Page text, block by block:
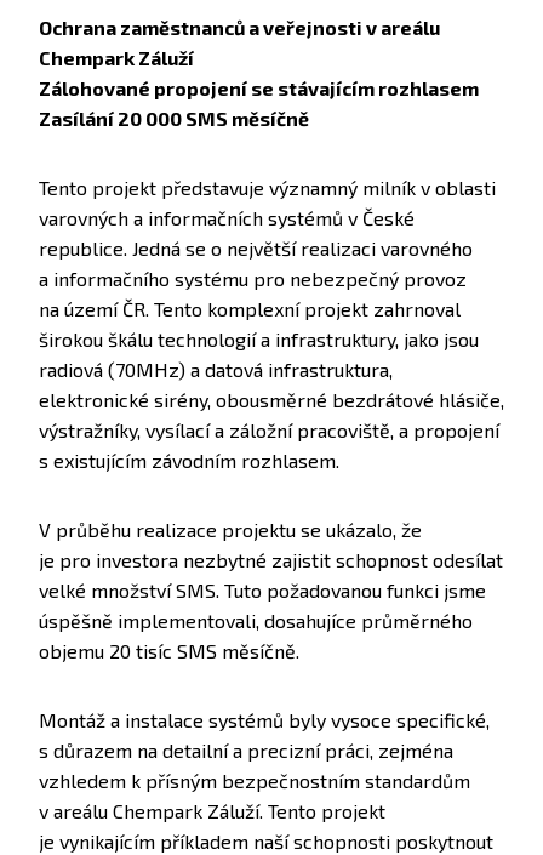
Ochrana zaměstnanců a veřejnosti v areálu
Chempark Záluží
Zálohované propojení se stávajícím rozhlasem
Zasílání 20 000 SMS měsíčně
Tento projekt představuje významný milník v oblasti
varovných a informačních systémů v České
republice. Jedná se o největší realizaci varovného
a informačního systému pro nebezpečný provoz
na území ČR. Tento komplexní projekt zahrnoval
širokou škálu technologií a infrastruktury, jako jsou
radiová (70MHz) a datová infrastruktura,
elektronické sirény, obousměrné bezdrátové hlásiče,
výstražníky, vysílací a záložní pracoviště, a propojení
s existujícím závodním rozhlasem.
V průběhu realizace projektu se ukázalo, že
je pro investora nezbytné zajistit schopnost odesílat
velké množství SMS. Tuto požadovanou funkci jsme
úspěšně implementovali, dosahujíce průměrného
objemu 20 tisíc SMS měsíčně.
Montáž a instalace systémů byly vysoce specifické,
s důrazem na detailní a precizní práci, zejména
vzhledem k přísným bezpečnostním standardům
v areálu Chempark Záluží. Tento projekt
je vynikajícím příkladem naší schopnosti poskytnout